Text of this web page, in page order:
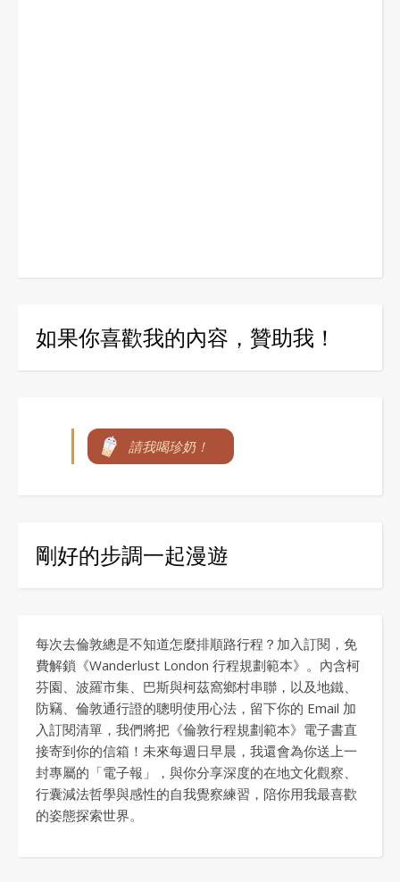
如果你喜歡我的內容，贊助我！
請我喝珍奶！
剛好的步調一起漫遊
每次去倫敦總是不知道怎麼排順路行程？加入訂閱，免
費解鎖《Wanderlust London 行程規劃範本》。內含柯
芬園、波羅市集、巴斯與柯茲窩鄉村串聯，以及地鐵、
防竊、倫敦通行證的聰明使用心法，留下你的 Email 加
入訂閱清單，我們將把《倫敦行程規劃範本》電子書直
接寄到你的信箱！未來每週日早晨，我還會為你送上一
封專屬的「電子報」，與你分享深度的在地文化觀察、
行囊減法哲學與感性的自我覺察練習，陪你用我最喜歡
的姿態探索世界。